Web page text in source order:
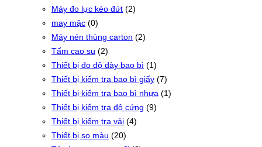
Máy đo lực kéo đứt (2)
may mặc (0)
Máy nén thùng carton (2)
Tấm cao su (2)
Thiết bị đo độ dày bao bì (1)
Thiết bị kiểm tra bao bì giấy (7)
Thiết bị kiểm tra bao bì nhựa (1)
Thiết bị kiểm tra độ cứng (9)
Thiết bị kiểm tra vải (4)
Thiết bị so màu (20)